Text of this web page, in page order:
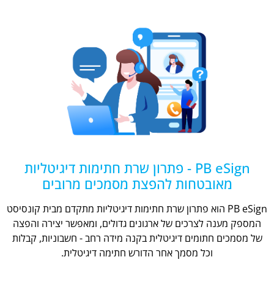
PB eSign - פתרון שרת חתימות דיגיטליות
מאובטחות להפצת מסמכים מרובים
PB eSign הוא פתרון שרת חתימות דיגיטליות מתקדם מבית קונסיסט
המספק מענה לצרכים של ארגונים גדולים, ומאפשר יצירה והפצה
של מסמכים חתומים דיגיטלית בקנה מידה רחב - חשבוניות, קבלות
וכל מסמך אחר הדורש חתימה דיגיטלית.